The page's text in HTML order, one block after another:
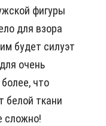
фигуры
для взора
будет силуэт
очень
что
белой ткани
сложно!